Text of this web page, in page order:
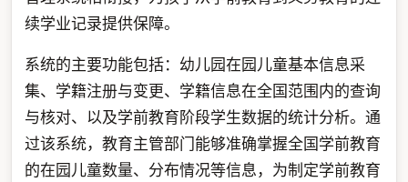
续学业记录提供保障。
系统的主要功能包括：幼儿园在园儿童基本信息采
集、学籍注册与变更、学籍信息在全国范围内的查询
与核对、以及学前教育阶段学生数据的统计分析。通
过该系统，教育主管部门能够准确掌握全国学前教育
的在园儿童数量、分布情况等信息，为制定学前教育